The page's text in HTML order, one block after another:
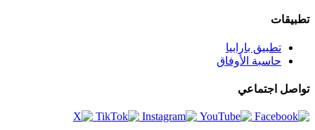
تطبيقات
تطبيق بارابيا
حاسبة الأوفاق
تواصل اجتماعي